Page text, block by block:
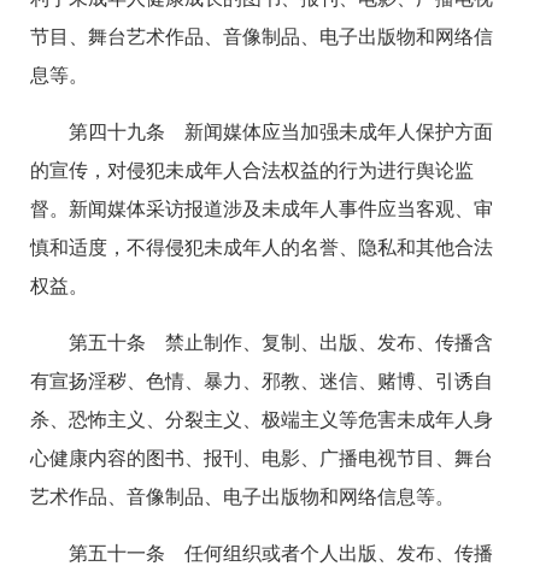
节目、舞台艺术作品、音像制品、电子出版物和网络信
息等。
第四十九条 新闻媒体应当加强未成年人保护方面
的宣传，对侵犯未成年人合法权益的行为进行舆论监
督。新闻媒体采访报道涉及未成年人事件应当客观、审
慎和适度，不得侵犯未成年人的名誉、隐私和其他合法
权益。
第五十条 禁止制作、复制、出版、发布、传播含
有宣扬淫秽、色情、暴力、邪教、迷信、赌博、引诱自
杀、恐怖主义、分裂主义、极端主义等危害未成年人身
心健康内容的图书、报刊、电影、广播电视节目、舞台
艺术作品、音像制品、电子出版物和网络信息等。
第五十一条 任何组织或者个人出版、发布、传播